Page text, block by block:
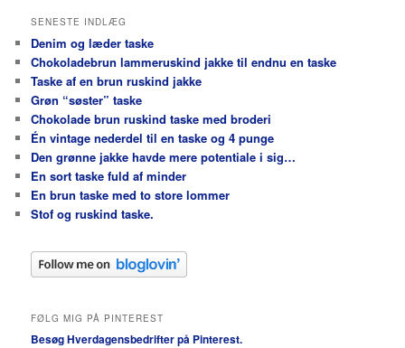
SENESTE INDLÆG
Denim og læder taske
Chokoladebrun lammeruskind jakke til endnu en taske
Taske af en brun ruskind jakke
Grøn “søster” taske
Chokolade brun ruskind taske med broderi
Én vintage nederdel til en taske og 4 punge
Den grønne jakke havde mere potentiale i sig…
En sort taske fuld af minder
En brun taske med to store lommer
Stof og ruskind taske.
FØLG MIG PÅ PINTEREST
Besøg Hverdagensbedrifter på Pinterest.